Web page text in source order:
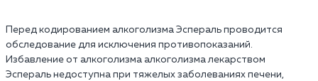
Перед кодированием алкоголизма Эспераль проводится
обследование для исключения противопоказаний.
Избавление от алкоголизма алкоголизма лекарством
Эспераль недоступна при тяжелых заболеваниях печени,